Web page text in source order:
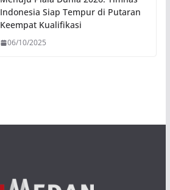
Indonesia Siap Tempur di Putaran
Keempat Kualifikasi
06/10/2025